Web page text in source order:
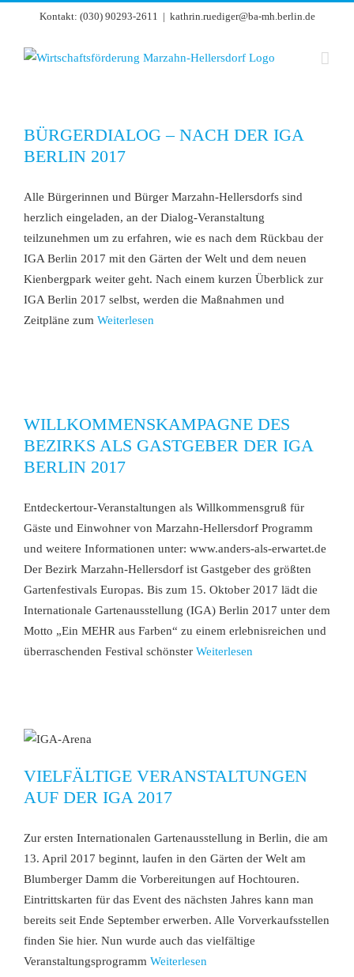
springen
Kontakt: (030) 90293-2611 | kathrin.ruediger@ba-mh.berlin.de
BÜRGERDIALOG – NACH DER IGA
BERLIN 2017
Alle Bürgerinnen und Bürger Marzahn-Hellersdorfs sind
herzlich eingeladen, an der Dialog-Veranstaltung
teilzunehmen um zu erfahren, wie es nach dem Rückbau der
IGA Berlin 2017 mit den Gärten der Welt und dem neuen
Kienbergpark weiter geht. Nach einem kurzen Überblick zur
IGA Berlin 2017 selbst, werden die Maßnahmen und
Zeitpläne zum Weiterlesen
WILLKOMMENSKAMPAGNE DES
BEZIRKS ALS GASTGEBER DER IGA
BERLIN 2017
Entdeckertour-Veranstaltungen als Willkommensgruß für
Gäste und Einwohner von Marzahn-Hellersdorf Programm
und weitere Informationen unter: www.anders-als-erwartet.de
Der Bezirk Marzahn-Hellersdorf ist Gastgeber des größten
Gartenfestivals Europas. Bis zum 15. Oktober 2017 lädt die
Internationale Gartenausstellung (IGA) Berlin 2017 unter dem
Motto „Ein MEHR aus Farben“ zu einem erlebnisreichen und
überraschenden Festival schönster Weiterlesen
VIELFÄLTIGE VERANSTALTUNGEN
AUF DER IGA 2017
Zur ersten Internationalen Gartenausstellung in Berlin, die am
13. April 2017 beginnt, laufen in den Gärten der Welt am
Blumberger Damm die Vorbereitungen auf Hochtouren.
Eintrittskarten für das Event des nächsten Jahres kann man
bereits seit Ende September erwerben. Alle Vorverkaufsstellen
finden Sie hier. Nun wurde auch das vielfältige
Veranstaltungsprogramm Weiterlesen